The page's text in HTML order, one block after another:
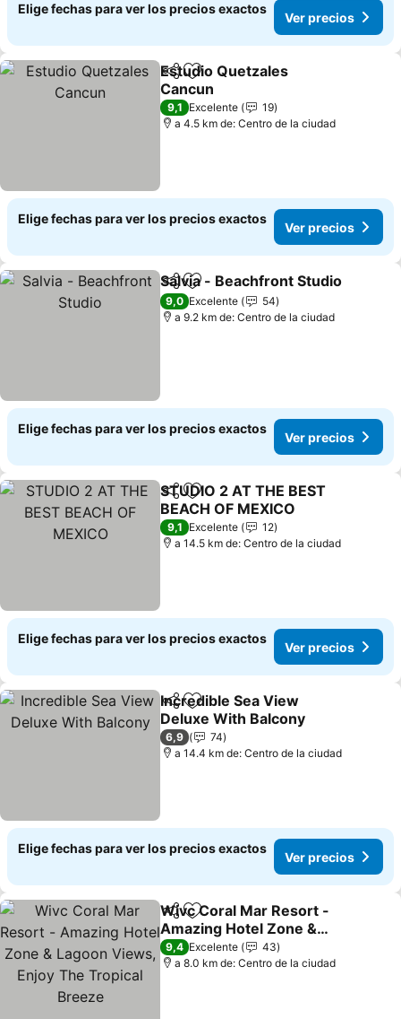
Elige fechas para ver los precios exactos
Ver precios
CompartirAgregar a favoritos
Estudio Quetzales
Cancun
9,1 Excelente
19
a 4.5 km de: Centro de la ciudad
Elige fechas para ver los precios exactos
Ver precios
CompartirAgregar a favoritos
Salvia - Beachfront Studio
9,0 Excelente
54
a 9.2 km de: Centro de la ciudad
Elige fechas para ver los precios exactos
Ver precios
CompartirAgregar a favoritos
STUDIO 2 AT THE BEST
BEACH OF MEXICO
9,1 Excelente
12
a 14.5 km de: Centro de la ciudad
Elige fechas para ver los precios exactos
Ver precios
CompartirAgregar a favoritos
Incredible Sea View
Deluxe With Balcony
6,9
74
a 14.4 km de: Centro de la ciudad
Elige fechas para ver los precios exactos
Ver precios
CompartirAgregar a favoritos
Wivc Coral Mar Resort -
Amazing Hotel Zone &
Lagoon Views, Enjoy The
Tropical Breeze
9,4 Excelente
43
a 8.0 km de: Centro de la ciudad